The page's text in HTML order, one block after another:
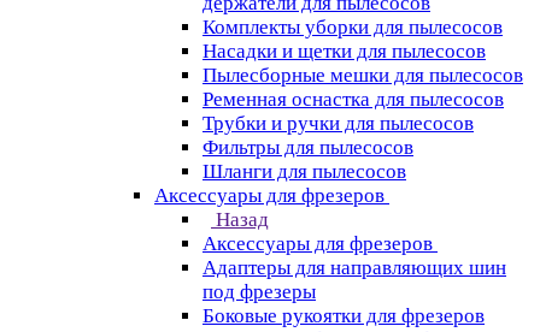
Комплекты уборки для пылесосов
Насадки и щетки для пылесосов
Пылесборные мешки для пылесосов
Ременная оснастка для пылесосов
Трубки и ручки для пылесосов
Фильтры для пылесосов
Шланги для пылесосов
Аксессуары для фрезеров
Назад
Аксессуары для фрезеров
Адаптеры для направляющих шин
под фрезеры
Боковые рукоятки для фрезеров